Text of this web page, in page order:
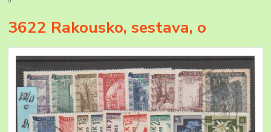
3622 Rakousko, sestava, o